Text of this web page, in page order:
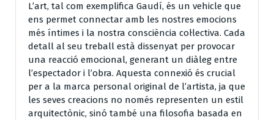
L’art, tal com exemplifica Gaudí, és un vehicle que
ens permet connectar amb les nostres emocions
més íntimes i la nostra consciència col·lectiva. Cada
detall al seu treball està dissenyat per provocar
una reacció emocional, generant un diàleg entre
l’espectador i l’obra. Aquesta connexió és crucial
per a la marca personal original de l’artista, ja que
les seves creacions no només representen un estil
arquitectònic, sinó també una filosofia basada en